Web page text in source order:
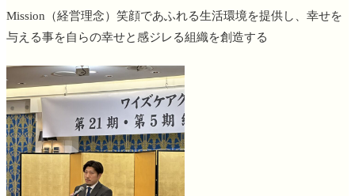
Mission（経営理念）笑顔であふれる生活環境を提供し、幸せを
与える事を自らの幸せと感ジレる組織を創造する